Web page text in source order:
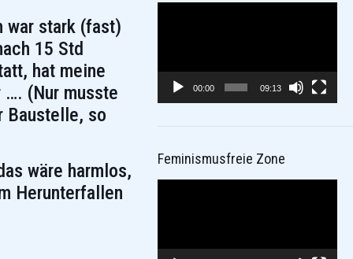
war stark (fast)
15 Std
hat meine
(Nur musste
Baustelle, so
wäre harmlos,
Herunterfallen
00:00 09:13
Feminismusfreie Zone